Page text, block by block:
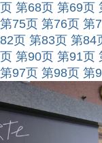
页 第68页 第69页
第75页 第76页 第
82页 第83页 第84
页 第90页 第91页
第97页 第98页 第